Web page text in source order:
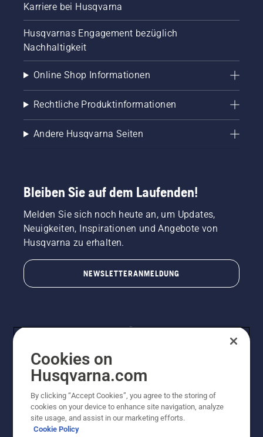
Karriere bei Husqvarna
Husqvarnas Engagement bezüglich
Nachhaltigkeit
Online Shop Informationen
Rechtliche Produktinformationen
Andere Husqvarna Seiten
Bleiben Sie auf dem Laufenden!
Melden Sie sich noch heute an, um Updates,
Neuigkeiten, Inspirationen und Angebote von
Husqvarna zu erhalten.
NEWSLETTERANMELDUNG
© Husqvarna AB (publ). Alle Rechte vorbehalten.
Preisänderungen, Irrtümer, Text- und Satzfehler sind
vorbehalten. Bei den Preisangaben handelt es sich um
unverbindliche Preisempfehlungen in Euro inkl. der
Cookies on
Husqvarna.com
By clicking “Accept Cookies”, you agree to the storing of
cookies on your device to enhance site navigation, analyze
site usage, and assist in our marketing efforts.
Cookie Policy